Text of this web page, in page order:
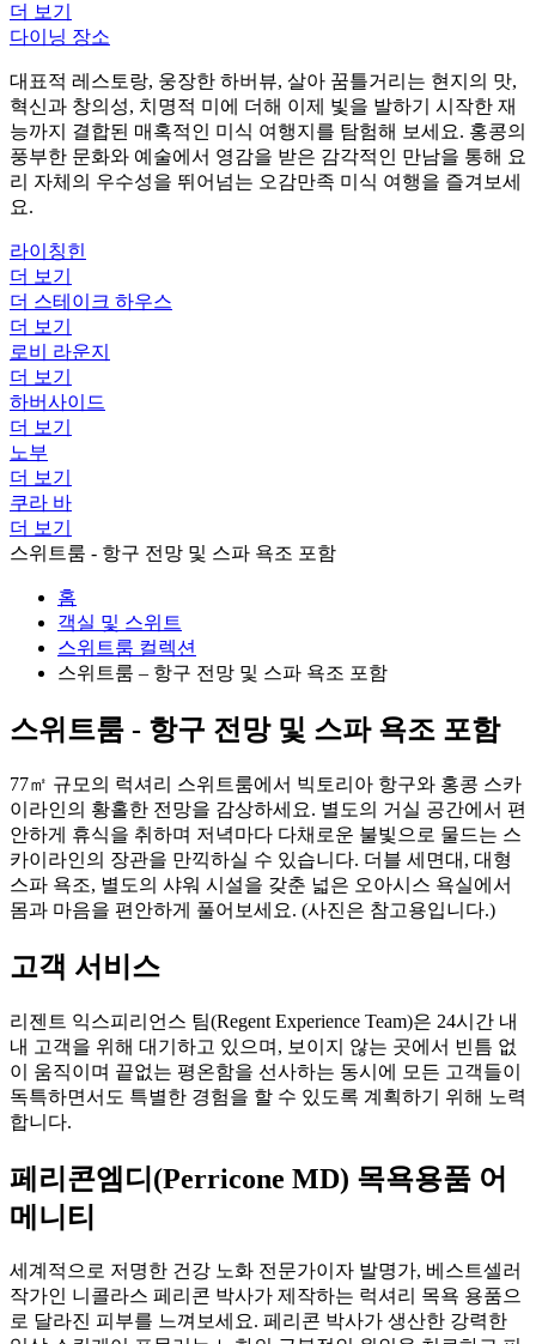
더 보기
다이닝 장소
대표적 레스토랑, 웅장한 하버뷰, 살아 꿈틀거리는 현지의 맛,
혁신과 창의성, 치명적 미에 더해 이제 빛을 발하기 시작한 재
능까지 결합된 매혹적인 미식 여행지를 탐험해 보세요. 홍콩의
풍부한 문화와 예술에서 영감을 받은 감각적인 만남을 통해 요
리 자체의 우수성을 뛰어넘는 오감만족 미식 여행을 즐겨보세
요.
라이칭힌
더 보기
더 스테이크 하우스
더 보기
로비 라운지
더 보기
하버사이드
더 보기
노부
더 보기
쿠라 바
더 보기
스위트룸 - 항구 전망 및 스파 욕조 포함
홈
객실 및 스위트
스위트룸 컬렉션
스위트룸 – 항구 전망 및 스파 욕조 포함
스위트룸 - 항구 전망 및 스파 욕조 포함
77㎡ 규모의 럭셔리 스위트룸에서 빅토리아 항구와 홍콩 스카
이라인의 황홀한 전망을 감상하세요. 별도의 거실 공간에서 편
안하게 휴식을 취하며 저녁마다 다채로운 불빛으로 물드는 스
카이라인의 장관을 만끽하실 수 있습니다. 더블 세면대, 대형
스파 욕조, 별도의 샤워 시설을 갖춘 넓은 오아시스 욕실에서
몸과 마음을 편안하게 풀어보세요. (사진은 참고용입니다.)
고객 서비스
리젠트 익스피리언스 팀(Regent Experience Team)은 24시간 내
내 고객을 위해 대기하고 있으며, 보이지 않는 곳에서 빈틈 없
이 움직이며 끝없는 평온함을 선사하는 동시에 모든 고객들이
독특하면서도 특별한 경험을 할 수 있도록 계획하기 위해 노력
합니다.
페리콘엠디(Perricone MD) 목욕용품 어
메니티
세계적으로 저명한 건강 노화 전문가이자 발명가, 베스트셀러
작가인 니콜라스 페리콘 박사가 제작하는 럭셔리 목욕 용품으
로 달라진 피부를 느껴보세요. 페리콘 박사가 생산한 강력한